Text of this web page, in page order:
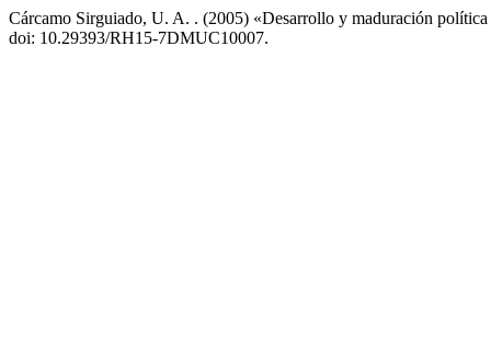
Cárcamo Sirguiado, U. A. . (2005) «Desarrollo y maduración
doi: 10.29393/RH15-7DMUC10007.